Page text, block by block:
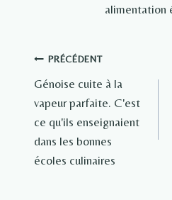
alimentation
Navigation
de
l’article
PRÉCÉDENT
Génoise cuite à la
vapeur parfaite. C'est
ce qu'ils enseignaient
dans les bonnes
écoles culinaires